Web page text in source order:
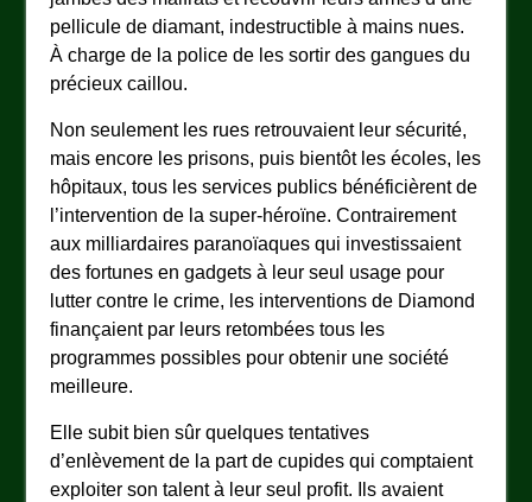
pellicule de diamant, indestructible à mains nues.
À charge de la police de les sortir des gangues du
précieux caillou.
Non seulement les rues retrouvaient leur sécurité,
mais encore les prisons, puis bientôt les écoles, les
hôpitaux, tous les services publics bénéficièrent de
l’intervention de la super-héroïne. Contrairement
aux milliardaires paranoïaques qui investissaient
des fortunes en gadgets à leur seul usage pour
lutter contre le crime, les interventions de Diamond
finançaient par leurs retombées tous les
programmes possibles pour obtenir une société
meilleure.
Elle subit bien sûr quelques tentatives
d’enlèvement de la part de cupides qui comptaient
exploiter son talent à leur seul profit. Ils avaient